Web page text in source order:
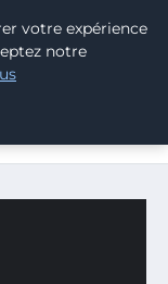
AU
votre expérience
notre